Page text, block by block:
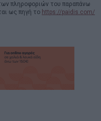
πληροφοριών του παραπάνω
ως πηγή το https://paidis.com/